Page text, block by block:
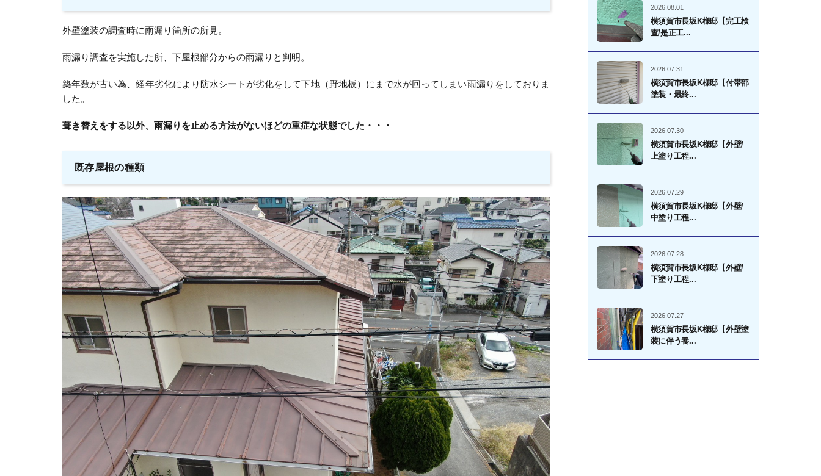
外壁塗装の調査時に雨漏り箇所の所見。
雨漏り調査を実施した所、下屋根部分からの雨漏りと判明。
築年数が古い為、経年劣化により防水シートが劣化をして下地（野地板）にまで水が回ってしまい雨漏りをしておりま
した。
葺き替えをする以外、雨漏りを止める方法がないほどの重症な状態でした・・・
既存屋根の種類
2026.08.01
横須賀市長坂K様邸【完工検
査/是正工...
2026.07.31
横須賀市長坂K様邸【付帯部
塗装・最終...
2026.07.30
横須賀市長坂K様邸【外壁/
上塗り工程...
2026.07.29
横須賀市長坂K様邸【外壁/
中塗り工程...
2026.07.28
横須賀市長坂K様邸【外壁/
下塗り工程...
2026.07.27
横須賀市長坂K様邸【外壁塗
装に伴う養...